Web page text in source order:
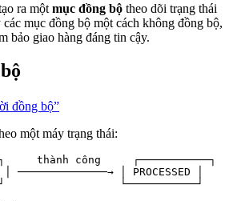
ra một mục đồng bộ theo dõi trạng thái
mục đồng bộ một cách không đồng bộ,
bảo giao hàng đáng tin cậy.
đồng bộ”
một máy trạng thái:
thành công     ┌───────────┐
──────────────→ │ PROCESSED │
└───────────┘